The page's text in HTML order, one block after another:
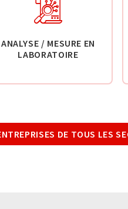
ANALYSE / MESURE EN
LABORATOIRE
DE TOUS LES